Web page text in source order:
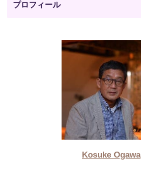
プロフィール
Kosuke Ogawa